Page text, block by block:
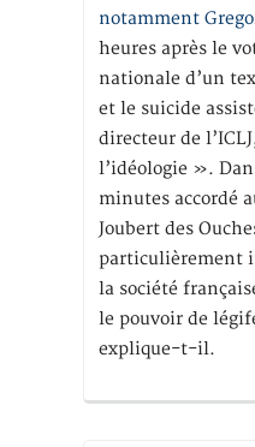
notamment
heures après le
nationale d’un
et le suicide
directeur de
l’idéologie ».
minutes accordé
Joubert des
particulièrement
la société
le pouvoir de
explique-t-il.